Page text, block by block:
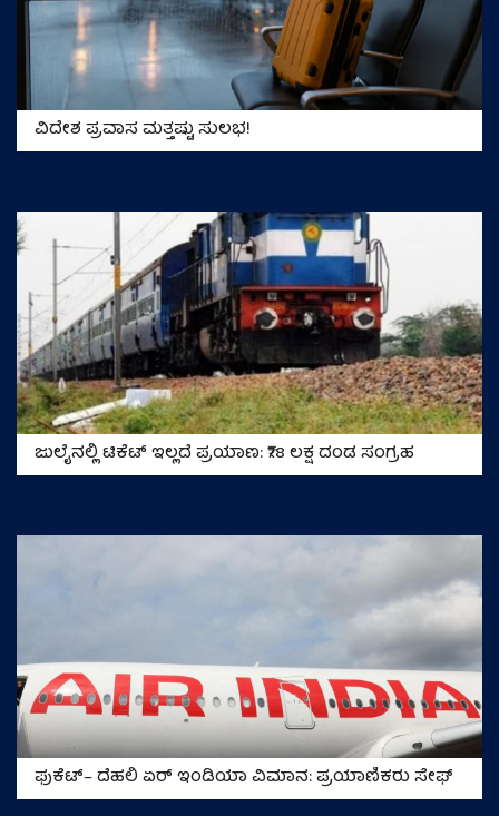
ವಿದೇಶ ಪ್ರವಾಸ ಮತ್ತಷ್ಟು ಸುಲಭ!
ಜುಲೈನಲ್ಲಿ ಟಿಕೆಟ್ ಇಲ್ಲದೆ ಪ್ರಯಾಣ: ₹78 ಲಕ್ಷ ದಂಡ ಸಂಗ್ರಹ
ಫುಕೆಟ್– ದೆಹಲಿ ಏರ್ ಇಂಡಿಯಾ ವಿಮಾನ: ಪ್ರಯಾಣಿಕರು ಸೇಫ್‌